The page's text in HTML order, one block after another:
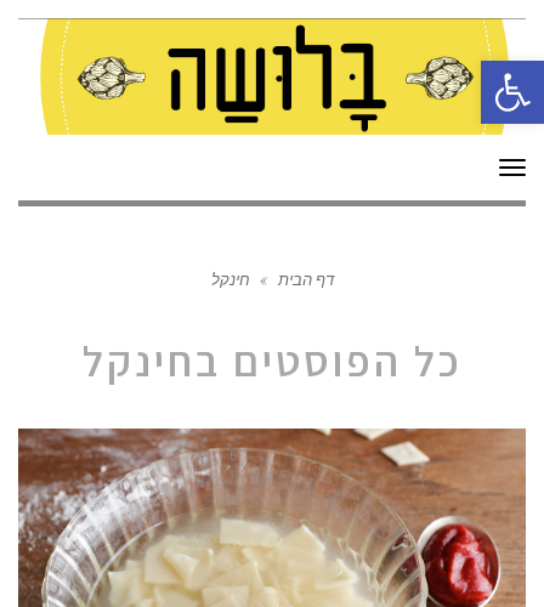
פתח סרגל נגישות
תפריט
דף הבית » חינקל
כל הפוסטים בחינקל